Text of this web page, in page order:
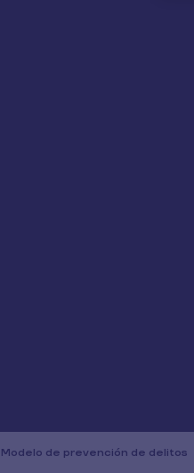
Modelo de prevención de delitos